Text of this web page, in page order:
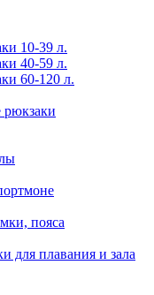
10-39 л.
40-59 л.
60-120 л.
пояса
для плавания и зала